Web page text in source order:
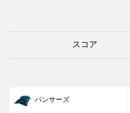
スコア
パンサーズ